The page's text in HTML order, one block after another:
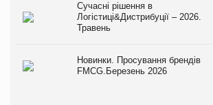
Сучасні рішення в
Логістиці&Дистрибуції – 2026.
Травень
Новинки. Просування брендів
FMCG.Березень 2026